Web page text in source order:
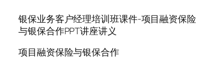
银保业务客户经理培训班课件-项目融资保险
与银保合作PPT讲座讲义
项目融资保险与银保合作